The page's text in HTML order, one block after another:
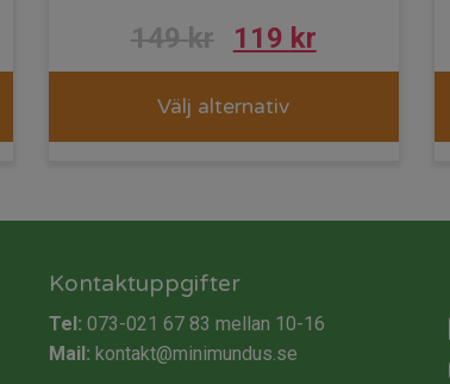
149kr 119 kr
Välj alternativ
Kontaktuppgifter
Tel: 073-021 67 83 mellan 10-16
Mail: kontakt@minimundus.se